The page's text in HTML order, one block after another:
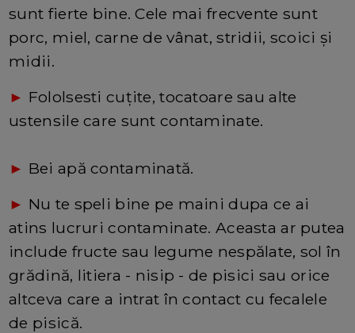
sunt fierte bine. Cele mai frecvente sunt
porc, miel, carne de vânat, stridii, scoici și
midii.
► Fololsesti cuțite, tocatoare sau alte
ustensile care sunt contaminate.
► Bei apă contaminată.
► Nu te speli bine pe maini dupa ce ai
atins lucruri contaminate. Aceasta ar putea
include fructe sau legume nespălate, sol în
grădină, litiera - nisip - de pisici sau orice
altceva care a intrat în contact cu fecalele
de pisică.